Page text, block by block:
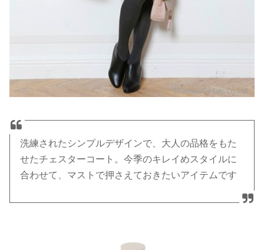
洗練されたシンプルデザインで、大人の品格をもた
せたチェスターコート。今季のキレイめスタイルに
合わせて、マストで押さえておきたいアイテムです